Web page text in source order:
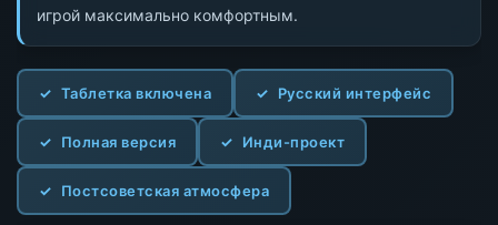
игрой максимально комфортным.
Таблетка включена Русский интерфейс
Полная версия Инди-проект
Постсоветская атмосфера